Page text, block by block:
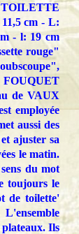
cm - L:
- l: 19 cm
rouge"
FOUQUET
de VAUX
employée
aussi des
ajuster sa
le matin.
du mot
toujours le
toilette'
Ils